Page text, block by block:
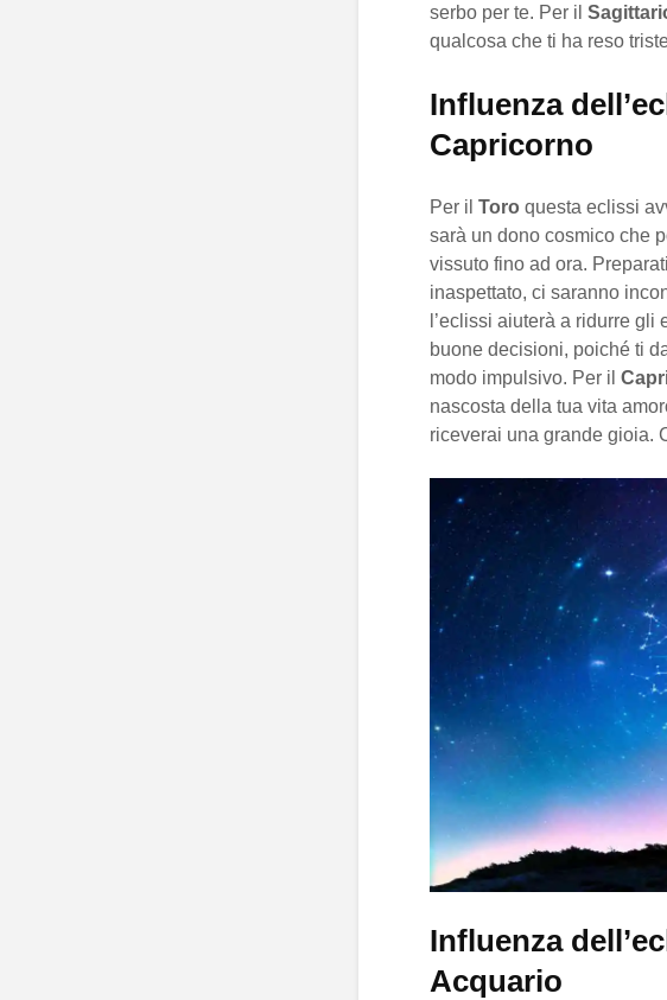
serbo per te. Per il
qualcosa che ti ha reso
Influenza
Capricorno
Per il Toro questa eclissi
sarà un dono cosmico che
vissuto fino ad ora.
inaspettato, ci saranno
l’eclissi aiuterà a ridurre
buone decisioni, poiché ti
modo impulsivo. Per il
nascosta della tua vita
riceverai una grande gioia.
Influenza
Acquario